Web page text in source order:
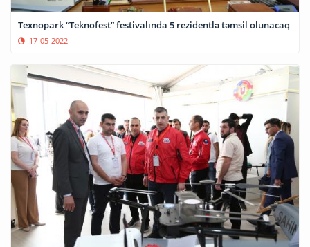
Texnopark “Teknofest” festivalında 5 rezidentlə təmsil olunacaq
17-05-2022